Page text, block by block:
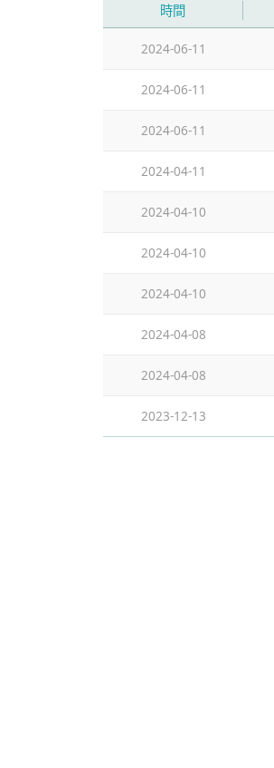
時間
2024-06-11
2024-06-11
2024-06-11
2024-04-11
2024-04-10
2024-04-10
2024-04-10
2024-04-08
2024-04-08
2023-12-13